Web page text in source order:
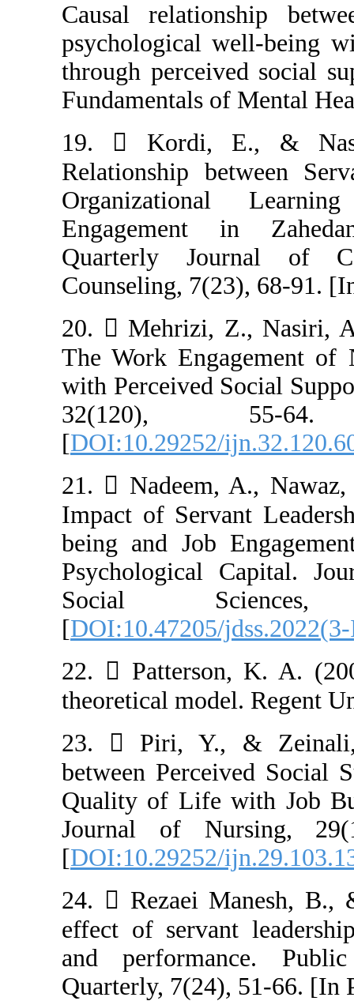
Causal
psychological
through
Fundamentals
19.  Kordi,
Relationship
Engagement
Quarterly
Counseling,
20.  Mehrizi,
The Work
with Perceived
[
21. 
Impact of
being and Job
Psychological
Social
[
22. 
theoretical
23.  Piri,
between
Quality of Life
Journal of
[
24.  Rezaei
effect of
and
Quarterly,